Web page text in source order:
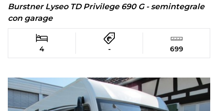
Burstner Lyseo TD Privilege 690 G - semintegrale
con garage
4 - 699